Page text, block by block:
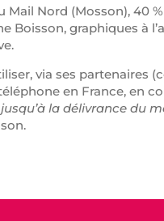
Mail Nord (Mosson), 40
Boisson, graphiques à
via ses partenaires
en France, en
la délivrance du